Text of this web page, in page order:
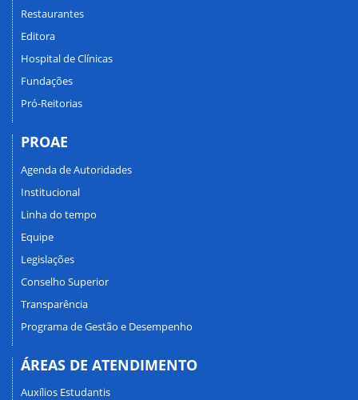
Restaurantes
Editora
Hospital de Clínicas
Fundações
Pró-Reitorias
PROAE
Agenda de Autoridades
Institucional
Linha do tempo
Equipe
Legislações
Conselho Superior
Transparência
Programa de Gestão e Desempenho
ÁREAS DE ATENDIMENTO
Auxílios Estudantis